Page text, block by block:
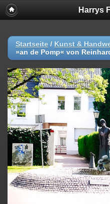
Harrys
Startseite / Kunst &
»an de Pomp« von